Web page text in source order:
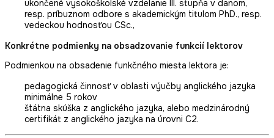
ukončené vysokoškolské vzdelanie III. stupňa v danom,
resp. príbuznom odbore s akademickým titulom PhD., resp.
vedeckou hodnosťou CSc.,
Konkrétne podmienky na obsadzovanie funkcií lektorov
Podmienkou na obsadenie funkčného miesta lektora je:
pedagogická činnosť v oblasti výučby anglického jazyka
minimálne 5 rokov
štátna skúška z anglického jazyka, alebo medzinárodný
certifikát z anglického jazyka na úrovni C2.